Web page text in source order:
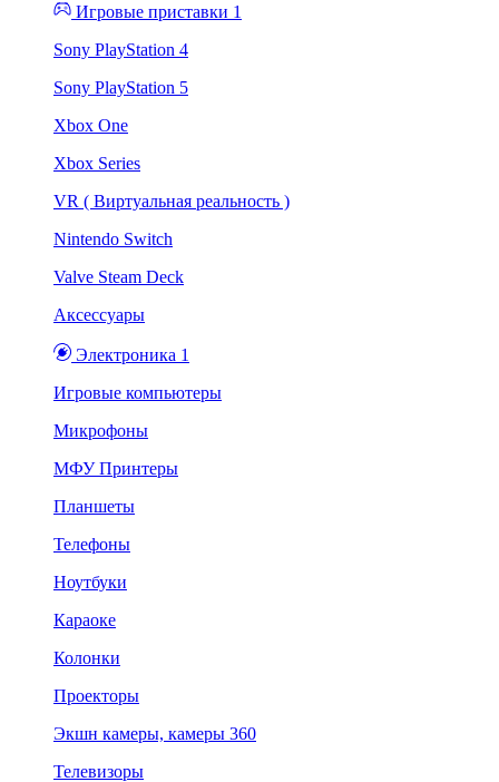
Игровые приставки 1
Sony PlayStation 4
Sony PlayStation 5
Xbox One
Xbox Series
VR ( Виртуальная реальность )
Nintendo Switch
Valve Steam Deck
Аксессуары
Электроника 1
Игровые компьютеры
Микрофоны
МФУ Принтеры
Планшеты
Телефоны
Ноутбуки
Караоке
Колонки
Проекторы
Экшн камеры, камеры 360
Телевизоры